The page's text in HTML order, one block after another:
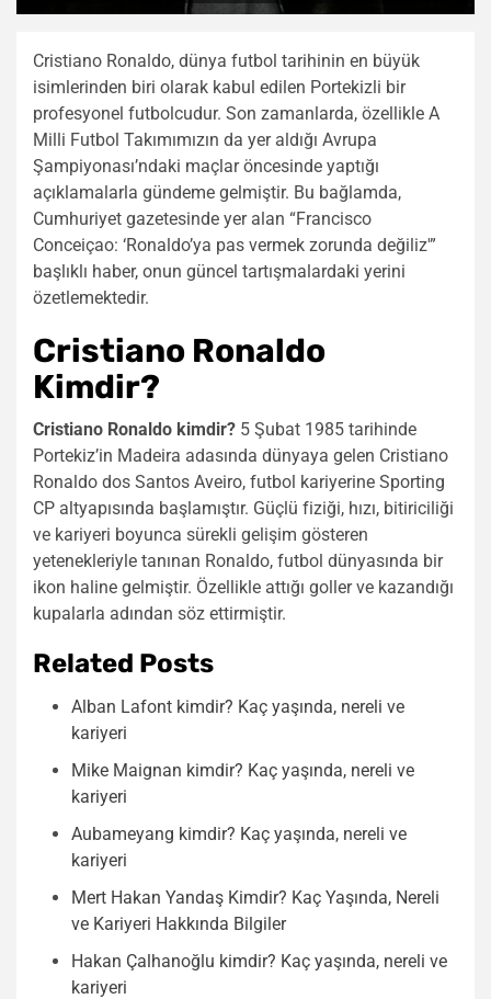
Cristiano Ronaldo, dünya futbol tarihinin en büyük
isimlerinden biri olarak kabul edilen Portekizli bir
profesyonel futbolcudur. Son zamanlarda, özellikle A
Milli Futbol Takımımızın da yer aldığı Avrupa
Şampiyonası’ndaki maçlar öncesinde yaptığı
açıklamalarla gündeme gelmiştir. Bu bağlamda,
Cumhuriyet gazetesinde yer alan “Francisco
Conceiçao: ‘Ronaldo’ya pas vermek zorunda değiliz'”
başlıklı haber, onun güncel tartışmalardaki yerini
özetlemektedir.
Cristiano Ronaldo
Kimdir?
Cristiano Ronaldo kimdir? 5 Şubat 1985 tarihinde
Portekiz’in Madeira adasında dünyaya gelen Cristiano
Ronaldo dos Santos Aveiro, futbol kariyerine Sporting
CP altyapısında başlamıştır. Güçlü fiziği, hızı, bitiriciliği
ve kariyeri boyunca sürekli gelişim gösteren
yetenekleriyle tanınan Ronaldo, futbol dünyasında bir
ikon haline gelmiştir. Özellikle attığı goller ve kazandığı
kupalarla adından söz ettirmiştir.
Related Posts
Alban Lafont kimdir? Kaç yaşında, nereli ve
kariyeri
Mike Maignan kimdir? Kaç yaşında, nereli ve
kariyeri
Aubameyang kimdir? Kaç yaşında, nereli ve
kariyeri
Mert Hakan Yandaş Kimdir? Kaç Yaşında, Nereli
ve Kariyeri Hakkında Bilgiler
Hakan Çalhanoğlu kimdir? Kaç yaşında, nereli ve
kariyeri